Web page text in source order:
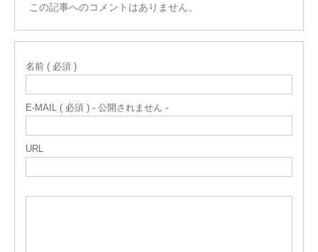
この記事へのコメントはありません。
名前 ( 必須 )
E-MAIL ( 必須 ) - 公開されません -
URL